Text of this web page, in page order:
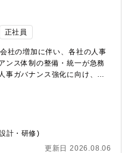
だく場合もあります）・月10
も非常に少なく、WLBを保ち
ームのリーダーをお任せする
点や本社財務部門のマネージ
れています。・伝統的なCFO
ネジメントや財務領域AXは非
が統合したことにより、より
ことも可能になります。以下
よってお任せする領域をご相
容】■事業戦略の策定および実
部長とともに戦略を練り上
能部署を巻き込んだ施策実行
各種分析、PDCAの管理営業
分析、および実行の支援■匿
実行M&Aに伴う各種PMIその
索新領域の立ち上げや新規サ
級のリーガルデータや専門家
正社員
社の増加に伴い、各社の人事
ンス体制の整備・統一が急務
事ガバナンス強化に向け、人
ープ会社の人事・労務管理支
ンス、PMIなど、グループ全
きます。１．グループ会社の
・労務管理面における指導や
計・研修)
更新日 2026.08.06